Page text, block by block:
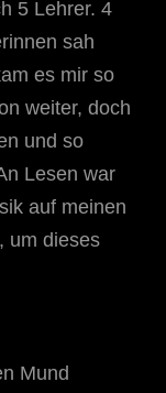
5 Lehrer. 4
sah
es mir so
weiter, doch
und so
Lesen war
auf meinen
um dieses
Mund